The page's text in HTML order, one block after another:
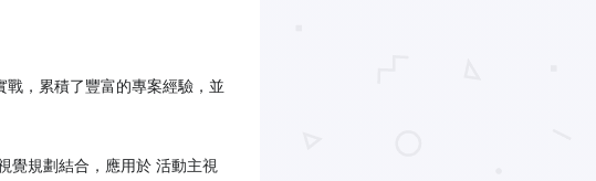
，累積了豐富的專案經驗，並
覺規劃結合，應用於 活動主視